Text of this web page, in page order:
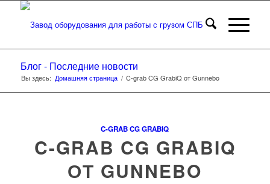
Блог - Последние новости
Вы здесь: Домашняя страница / C-grab CG GrabiQ от Gunnebo
C-GRAB CG GRABIQ
C-GRAB CG GRABIQ
ОТ GUNNEBO